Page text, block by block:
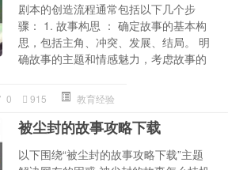
剧本的创造流程通常包括以下几个步
骤： 1. 故事构思 ： 确定故事的基本构
思，包括主角、冲突、发展、结局。 明
确故事的主题和情感魅力，考虑故事的
0 915 教育经验
被尘封的故事攻略下载
以下围绕“被尘封的故事攻略下载”主题